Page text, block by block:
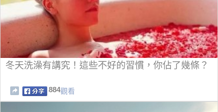
冬天洗澡有講究！這些不好的習慣，你佔了幾條？
884觀看